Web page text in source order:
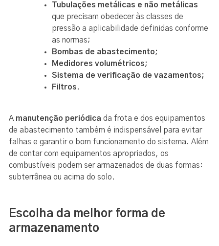
Tubulações metálicas e não metálicas
que precisam obedecer às classes de
pressão a aplicabilidade definidas conforme
as normas;
Bombas de abastecimento;
Medidores volumétricos;
Sistema de verificação de vazamentos;
Filtros.
A manutenção periódica da frota e dos equipamentos
de abastecimento também é indispensável para evitar
falhas e garantir o bom funcionamento do sistema. Além
de contar com equipamentos apropriados, os
combustíveis podem ser armazenados de duas formas:
subterrânea ou acima do solo.
Escolha da melhor forma de
armazenamento